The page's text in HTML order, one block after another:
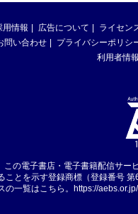
用情報 広告について ライセン
問い合わせ プライバシーポリシ
利用者情
この電子書店・電子書籍配信サー
ことを示す登録商標（登録番号
の一覧はこちら。 https://aebs.or.jp/